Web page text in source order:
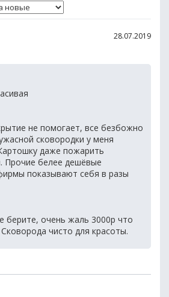
28.07.2019
не помогает, все безбожно
сковородки у меня
даже пожарить
Прочие белее дешёвые
показывают себя в разы
берите, очень жаль 3000р что
чисто для красоты.